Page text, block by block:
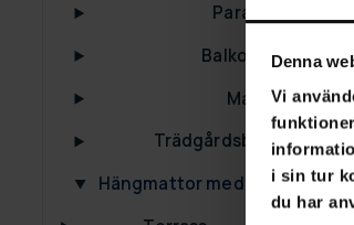
Denna
Vi
i sin tur
du har
Parasoller
Balkongset
Markiser
Trädgårdsbänkar
Hängmattor med Stativ